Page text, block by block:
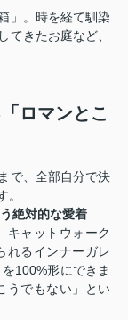
」。時を経て馴染
てきたお庭など、
ロマンとこ
で、全部自分で決
絶対的な愛着
キャットウォーク
れるインナーガレ
100%形にできま
うでもない」とい